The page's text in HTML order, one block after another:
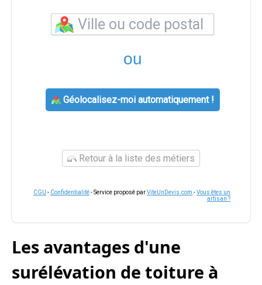
ou
Géolocalisez-moi automatiquement !
Retour à la liste des métiers
CGU - Confidentialité- Service proposé parViteUnDevis.com -Vous êtes un
artisan ?
Les avantages d'une
surélévation de toiture à